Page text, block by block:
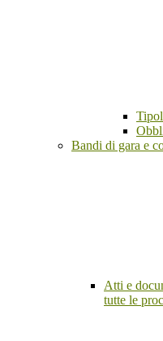
Bandi di gara e
Atti e
tutte le